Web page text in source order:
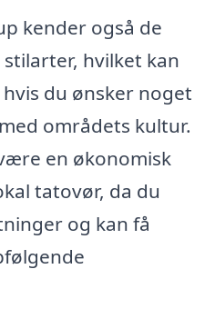
kender også de
hvilket kan
du ønsker noget
områdets kultur.
en økonomisk
tatovør, da du
og kan få